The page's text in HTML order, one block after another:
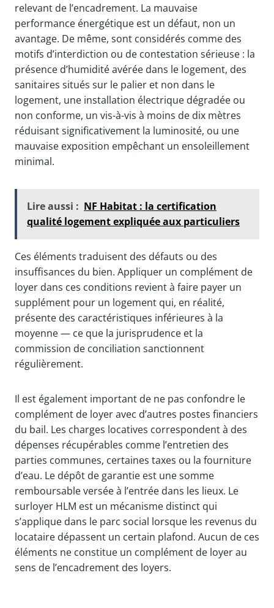
relevant de l’encadrement. La mauvaise
performance énergétique est un défaut, non un
avantage. De même, sont considérés comme des
motifs d’interdiction ou de contestation sérieuse : la
présence d’humidité avérée dans le logement, des
sanitaires situés sur le palier et non dans le
logement, une installation électrique dégradée ou
non conforme, un vis-à-vis à moins de dix mètres
réduisant significativement la luminosité, ou une
mauvaise exposition empêchant un ensoleillement
minimal.
Lire aussi : NF Habitat : la certification
qualité logement expliquée aux particuliers
Ces éléments traduisent des défauts ou des
insuffisances du bien. Appliquer un complément de
loyer dans ces conditions revient à faire payer un
supplément pour un logement qui, en réalité,
présente des caractéristiques inférieures à la
moyenne — ce que la jurisprudence et la
commission de conciliation sanctionnent
régulièrement.
Il est également important de ne pas confondre le
complément de loyer avec d’autres postes financiers
du bail. Les charges locatives correspondent à des
dépenses récupérables comme l’entretien des
parties communes, certaines taxes ou la fourniture
d’eau. Le dépôt de garantie est une somme
remboursable versée à l’entrée dans les lieux. Le
surloyer HLM est un mécanisme distinct qui
s’applique dans le parc social lorsque les revenus du
locataire dépassent un certain plafond. Aucun de ces
éléments ne constitue un complément de loyer au
sens de l’encadrement des loyers.